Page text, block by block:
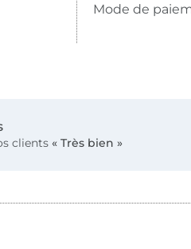
Mode de
clients « Très bien »